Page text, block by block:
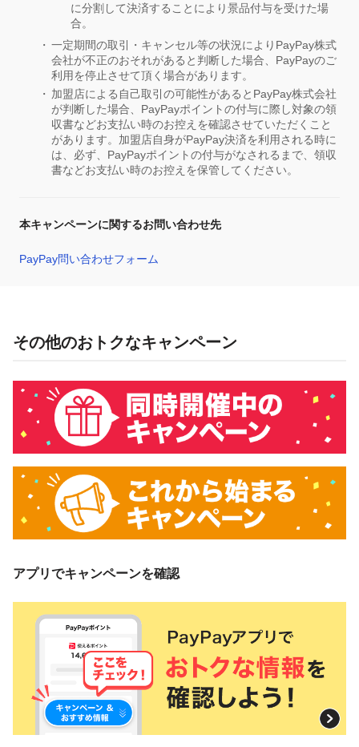
に分割して決済することにより景品付与を受けた場
合。
一定期間の取引・キャンセル等の状況によりPayPay株式
会社が不正のおそれがあると判断した場合、PayPayのご
利用を停止させて頂く場合があります。
加盟店による自己取引の可能性があるとPayPay株式会社
が判断した場合、PayPayポイントの付与に際し対象の領
収書などお支払い時のお控えを確認させていただくこと
があります。加盟店自身がPayPay決済を利用される時に
は、必ず、PayPayポイントの付与がなされるまで、領収
書などお支払い時のお控えを保管してください。
本キャンペーンに関するお問い合わせ先
PayPay問い合わせフォーム
その他のおトクなキャンペーン
アプリでキャンペーンを確認